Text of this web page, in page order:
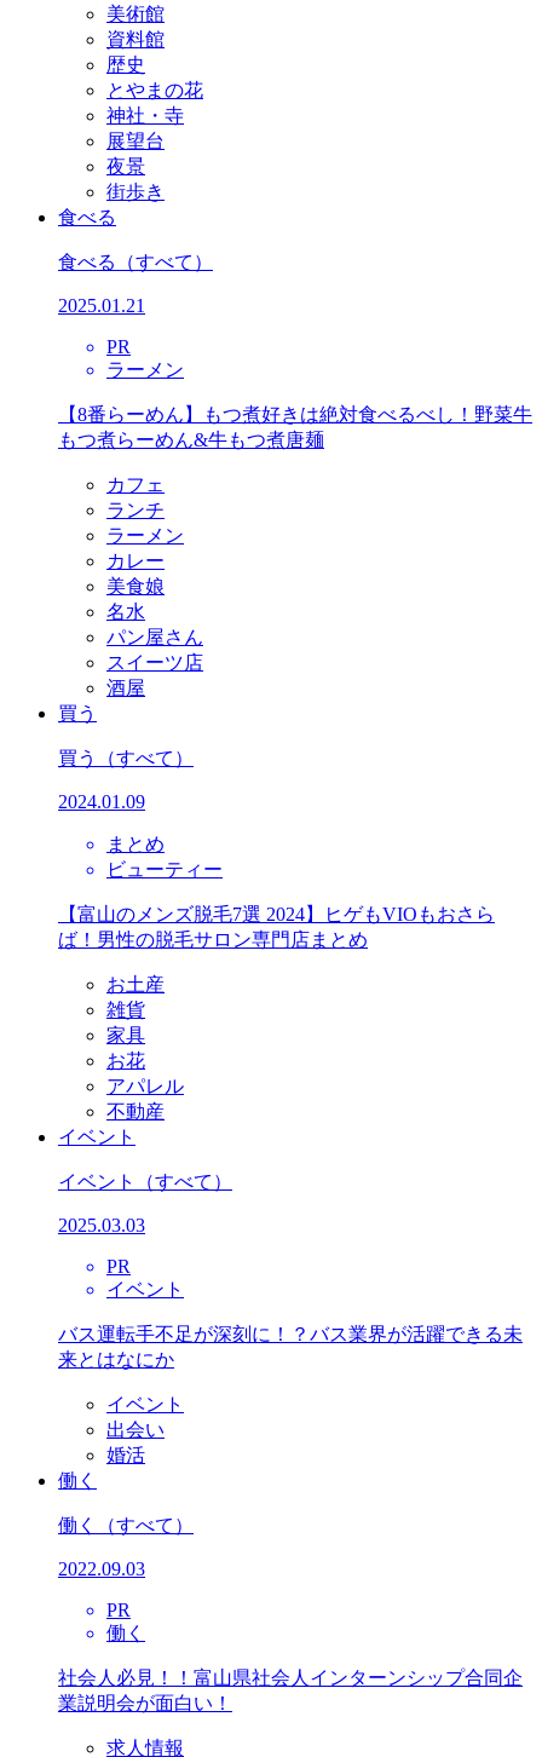
美術館
資料館
歴史
とやまの花
神社・寺
展望台
夜景
街歩き
食べる
食べる （すべて）
2025.01.21
PR
ラーメン
【8番らーめん】もつ煮好きは絶対食べるべし！野菜牛
もつ煮らーめん&牛もつ煮唐麺
カフェ
ランチ
ラーメン
カレー
美食娘
名水
パン屋さん
スイーツ店
酒屋
買う
買う （すべて）
2024.01.09
まとめ
ビューティー
【富山のメンズ脱毛7選 2024】ヒゲもVIOもおさら
ば！男性の脱毛サロン専門店まとめ
お土産
雑貨
家具
お花
アパレル
不動産
イベント
イベント （すべて）
2025.03.03
PR
イベント
バス運転手不足が深刻に！？バス業界が活躍できる未
来とはなにか
イベント
出会い
婚活
働く
働く （すべて）
2022.09.03
PR
働く
社会人必見！！富山県社会人インターンシップ合同企
業説明会が面白い！
求人情報